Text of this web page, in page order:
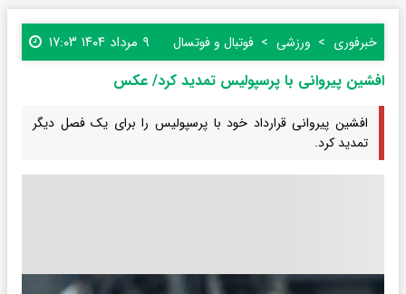
خبرفوری ورزشی فوتبال و فوتسال ۹ مرداد ۱۴۰۴ ۱۷:۰۳
افشین پیروانی با پرسپولیس تمدید کرد/ عکس
افشین پیروانی قرارداد خود با پرسپولیس را برای یک فصل دیگر
تمدید کرد.